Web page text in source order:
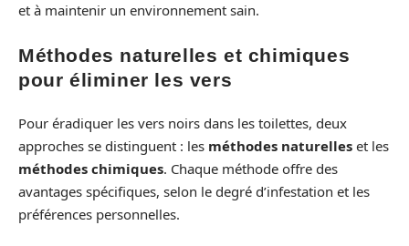
et à maintenir un environnement sain.
Méthodes naturelles et chimiques
pour éliminer les vers
Pour éradiquer les vers noirs dans les toilettes, deux
approches se distinguent : les méthodes naturelles et les
méthodes chimiques. Chaque méthode offre des
avantages spécifiques, selon le degré d’infestation et les
préférences personnelles.